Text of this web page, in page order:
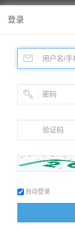
登录
自动登录